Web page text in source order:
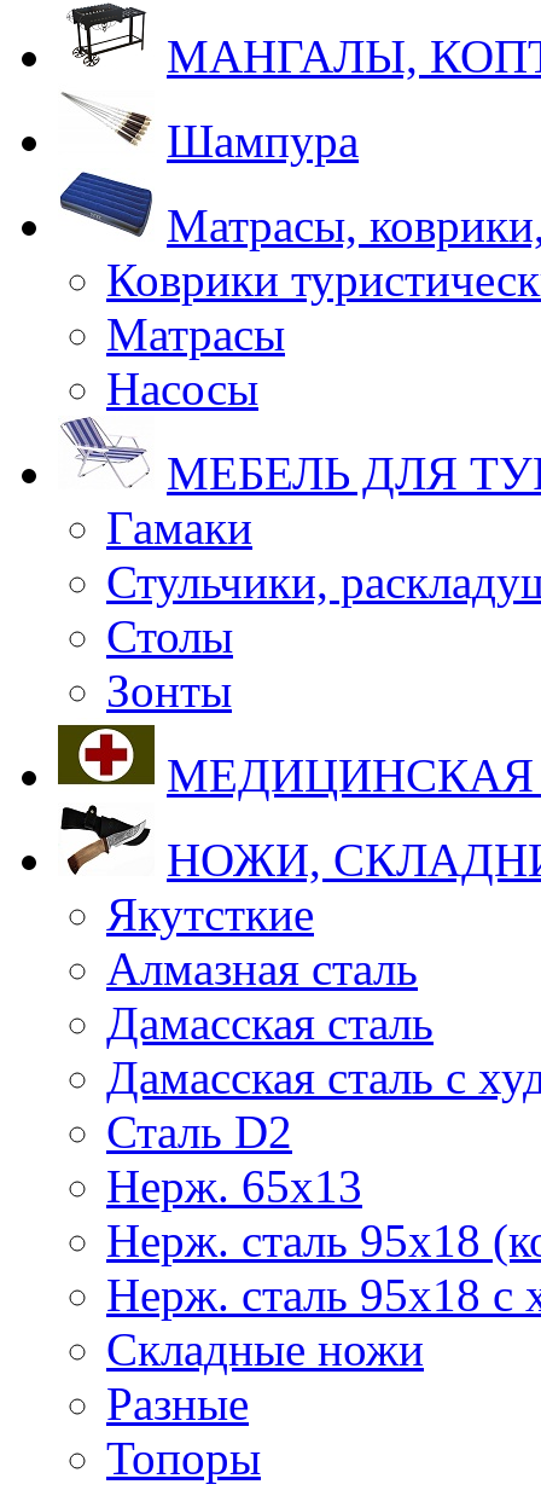
МАНГАЛЫ,
Шампура
Матрасы,
Коврики
Матрасы
Насосы
МЕБЕЛЬ ДЛЯ
Гамаки
Стульчики,
Столы
Зонты
НОЖИ,
Якутсткие
Алмазная сталь
Дамасская сталь
Дамасская сталь с
Сталь D2
Нерж. 65х13
Нерж. сталь 95х18
Нерж. сталь 95х18 с
Складные ножи
Разные
Топоры